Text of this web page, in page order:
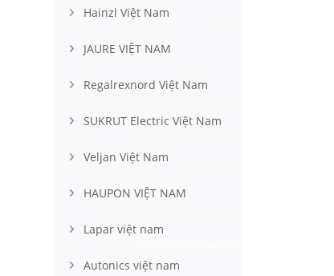
Hainzl Việt Nam
JAURE VIỆT NAM
Regalrexnord Việt Nam
SUKRUT Electric Việt Nam
Veljan Việt Nam
HAUPON VIỆT NAM
Lapar việt nam
Autonics việt nam